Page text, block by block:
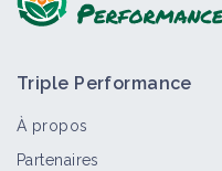
Triple Performance
À propos
Partenaires